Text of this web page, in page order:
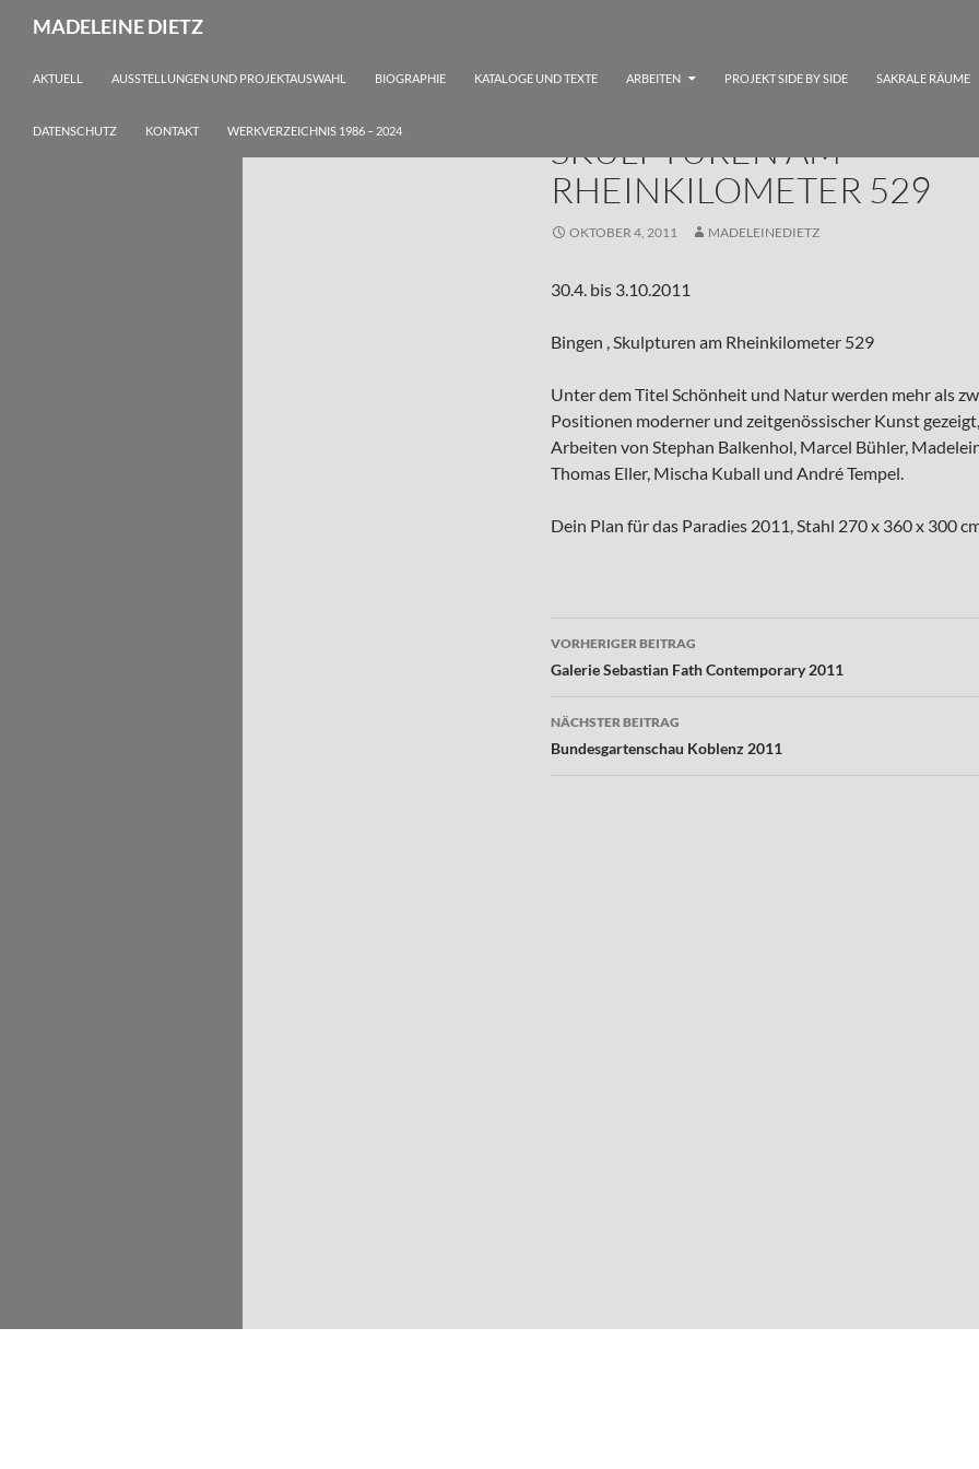
InhaltMADELEINE DIETZ
AKTUELL AUSSTELLUNGEN UND PROJEKTAUSWAHL BIOGRAPHIE KATALOGE UND TEXTE ARBEITEN PROJEKT SIDE BY SIDE SAKRALE RÄUME
DATENSCHUTZ KONTAKT WERKVERZEICHNIS 1986 – 2024
SKULPTUREN AM
RHEINKILOMETER 529
OKTOBER 4, 2011 MADELEINEDIETZ
30.4. bis 3.10.2011
Bingen , Skulpturen am Rheinkilometer 529
Unter dem Titel Schönheit und Natur werden mehr als
Positionen moderner und zeitgenössischer Kunst
Arbeiten von Stephan Balkenhol, Marcel Bühler,
Thomas Eller, Mischa Kuball und André Tempel.
Dein Plan für das Paradies 2011, Stahl 270 x 360 x 300
Beitragsnavigation
VORHERIGER BEITRAG
Galerie Sebastian Fath Contemporary 2011
NÄCHSTER BEITRAG
Bundesgartenschau Koblenz 2011